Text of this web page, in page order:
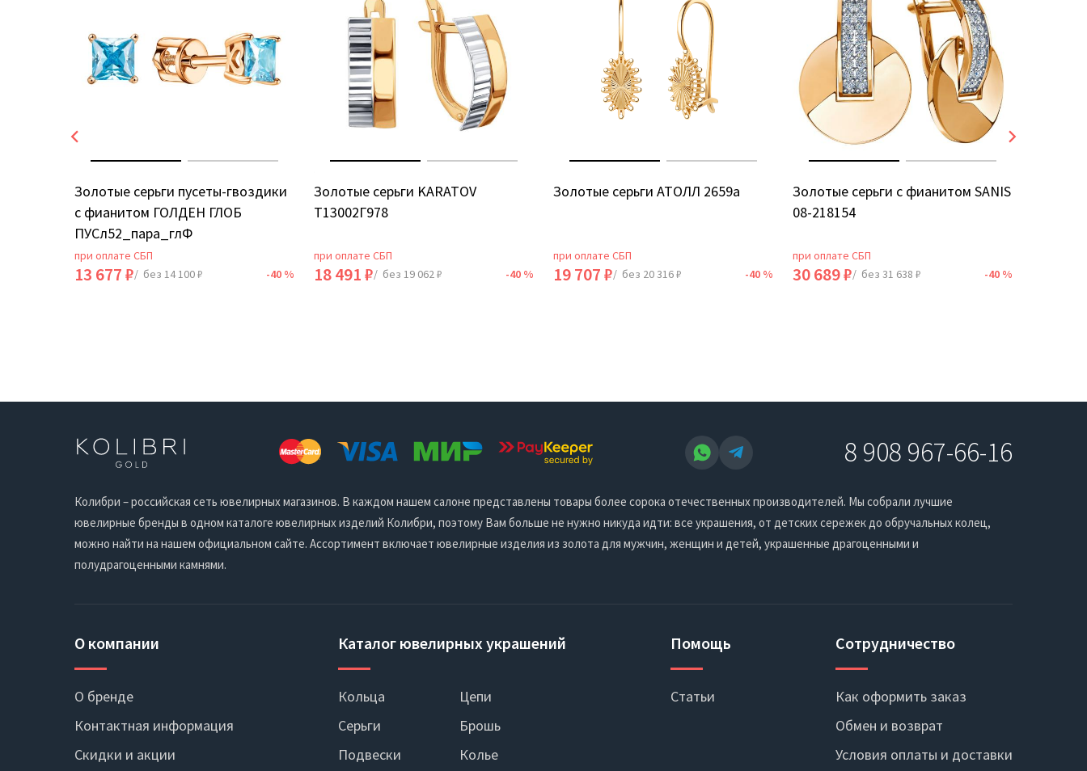
Золотые серьги пусеты-гвоздики
с фианитом ГОЛДЕН ГЛОБ
ПУСл52_пара_глФ
при оплате СБП
13 677 ₽/ без 14 100 ₽ -40 %
Золотые серьги KARATOV
Т13002Г978
при оплате СБП
18 491 ₽/ без 19 062 ₽ -40 %
Золотые серьги АТОЛЛ 2659а
при оплате СБП
19 707 ₽/ без 20 316 ₽ -40 %
Золотые серьги с фианитом SANIS
08-218154
при оплате СБП
30 689 ₽/ без 31 638 ₽ -40 %
8 908 967-66-16
Колибри – российская сеть ювелирных магазинов. В каждом нашем салоне представлены товары более сорока отечественных производителей. Мы собрали лучшие
ювелирные бренды в одном каталоге ювелирных изделий Колибри, поэтому Вам больше не нужно никуда идти: все украшения, от детских сережек до обручальных колец,
можно найти на нашем официальном сайте. Ассортимент включает ювелирные изделия из золота для мужчин, женщин и детей, украшенные драгоценными и
полудрагоценными камнями.
О компании
О бренде
Контактная информация
Скидки и акции
Каталог ювелирных украшений
Кольца
Серьги
Подвески
Цепи
Брошь
Колье
Помощь
Статьи
Сотрудничество
Как оформить заказ
Обмен и возврат
Условия оплаты и доставки